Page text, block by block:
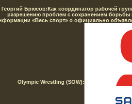
Георгий Брюсов:Как координатор рабочей
разрешению проблем с сохранением борьбы
«Весь спорт» о официально
Olympic Wrestling (SOW):